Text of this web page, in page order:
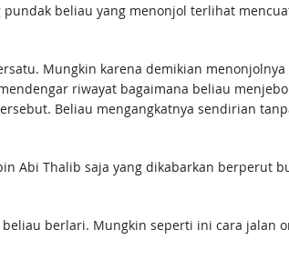
beliau yang menonjol terlihat
Mungkin karena demikian
riwayat bagaimana beliau
Abi Thalib saja yang dikabarkan berperut
berlari. Mungkin seperti ini cara jalan